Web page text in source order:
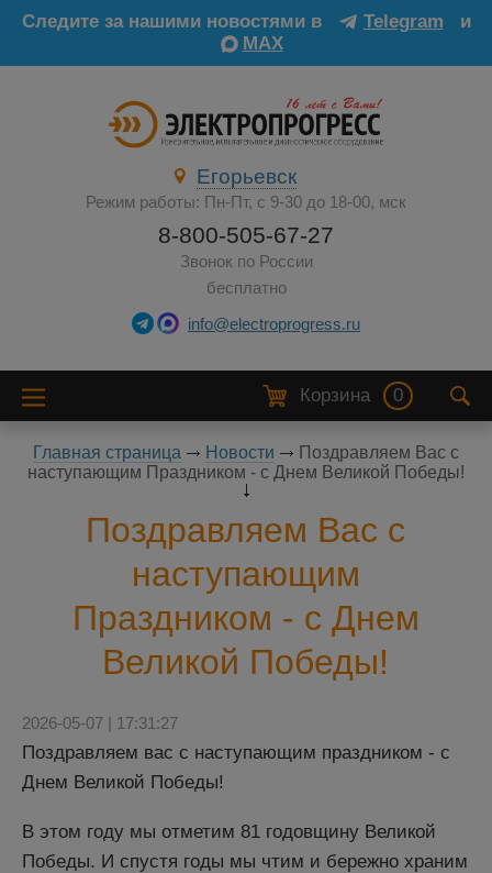
Следите за нашими новостями в Telegram
и
MAX
Егорьевск
Режим работы: Пн-Пт, с 9-30 до 18-00, мск
8-800-505-67-27
Звонок по России
бесплатно
info@electroprogress.ru
Корзина 0
Главная страница Новости
Поздравляем Вас с
наступающим Праздником - с Днем Великой Победы!
Поздравляем Вас с
наступающим
Праздником - с Днем
Великой Победы!
2026-05-07 | 17:31:27
Поздравляем вас с наступающим праздником - с
Днем Великой Победы!
В этом году мы отметим 81 годовщину Великой
Победы. И спустя годы мы чтим и бережно храним